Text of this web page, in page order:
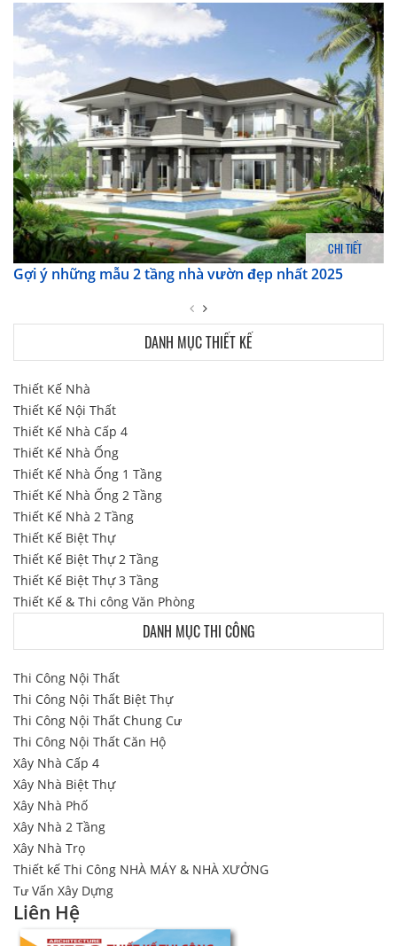
CHI TIẾT
Gợi ý những mẫu 2 tầng nhà vườn đẹp nhất 2025
DANH MỤC THIẾT KẾ
Thiết Kế Nhà
Thiết Kế Nội Thất
Thiết Kế Nhà Cấp 4
Thiết Kế Nhà Ống
Thiết Kế Nhà Ống 1 Tầng
Thiết Kế Nhà Ống 2 Tầng
Thiết Kế Nhà 2 Tầng
Thiết Kế Biệt Thự
Thiết Kế Biệt Thự 2 Tầng
Thiết Kế Biệt Thự 3 Tầng
Thiết Kế & Thi công Văn Phòng
DANH MỤC THI CÔNG
Thi Công Nội Thất
Thi Công Nội Thất Biệt Thự
Thi Công Nội Thất Chung Cư
Thi Công Nội Thất Căn Hộ
Xây Nhà Cấp 4
Xây Nhà Biệt Thự
Xây Nhà Phố
Xây Nhà 2 Tầng
Xây Nhà Trọ
Thiết kế Thi Công NHÀ MÁY & NHÀ XƯỞNG
Tư Vấn Xây Dựng
Liên Hệ